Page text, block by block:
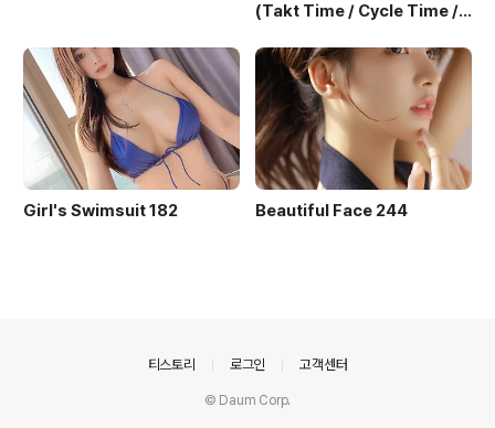
(Takt Time / Cycle Time / L
Girl's Swimsuit 182 Beautiful Face 244
티스토리 로그인 고객센터
© Daum Corp.